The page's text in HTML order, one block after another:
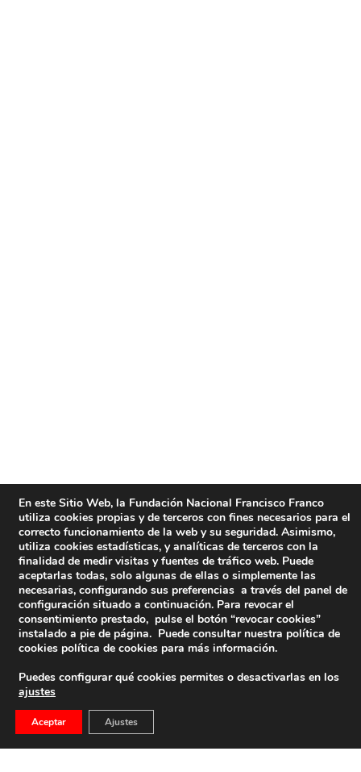
En este Sitio Web, la Fundación Nacional Francisco Franco
utiliza cookies propias y de terceros con fines necesarios para el
correcto funcionamiento de la web y su seguridad. Asimismo,
utiliza cookies estadísticas, y analíticas de terceros con la
finalidad de medir visitas y fuentes de tráfico web. Puede
aceptarlas todas, solo algunas de ellas o simplemente las
necesarias, configurando sus preferencias a través del panel de
configuración situado a continuación. Para revocar el
consentimiento prestado, pulse el botón “revocar cookies”
instalado a pie de página. Puede consultar nuestra política de
cookies política de cookies para más información.
Puedes configurar qué cookies permites o desactivarlas en los
ajustes
Aceptar Ajustes